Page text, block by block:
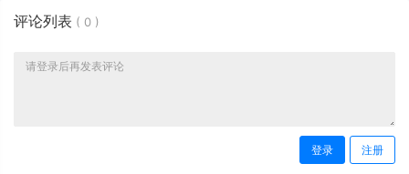
评论列表 ( 0 )
登录 注册